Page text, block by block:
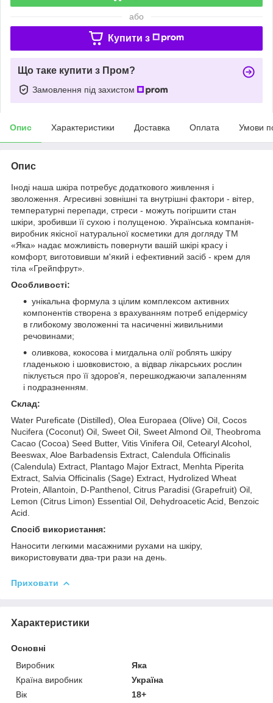
або
Купити з
Що таке купити з Пром?
Замовлення під захистом
Опис Характеристики Доставка Оплата Умови
Опис
Іноді наша шкіра потребує додаткового живлення і
зволоження. Агресивні зовнішні та внутрішні фактори - вітер,
температурні перепади, стреси - можуть погіршити стан
шкіри, зробивши її сухою і полущеною. Українська компанія-
виробник якісної натуральної косметики для догляду ТМ
«Яка» надає можливість повернути вашій шкірі красу і
комфорт, виготовивши м'який і ефективний засіб - крем для
тіла «Грейпфрут».
Особливості:
унікальна формула з цілим комплексом активних
компонентів створена з врахуванням потреб епідермісу
в глибокому зволоженні та насиченні живильними
речовинами;
оливкова, кокосова і мигдальна олії роблять шкіру
гладенькою і шовковистою, а відвар лікарських рослин
піклується про її здоров'я, перешкоджаючи запаленням
і подразненням.
Склад:
Water Pureficate (Distilled), Olea Europaea (Olive) Oil, Cocos
Nucifera (Coconut) Oil, Sweet Oil, Sweet Almond Oil, Theobroma
Cacao (Cocoa) Seed Butter, Vitis Vinifera Oil, Cetearyl Alcohol,
Beeswax, Aloe Barbadensis Extract, Calendula Officinalis
(Calendula) Extract, Plantago Major Extract, Menhta Piperita
Extract, Salvia Officinalis (Sage) Extract, Hydrolized Wheat
Protein, Allantoin, D-Panthenol, Citrus Paradisi (Grapefruit) Oil,
Lemon (Citrus Limon) Essential Oil, Dehydroacetic Acid, Benzoic
Acid.
Спосіб використання:
Наносити легкими масажними рухами на шкіру,
використовувати два-три рази на день.
Приховати
Характеристики
Основні
Виробник
Яка
Країна виробник
Україна
Вік
18+